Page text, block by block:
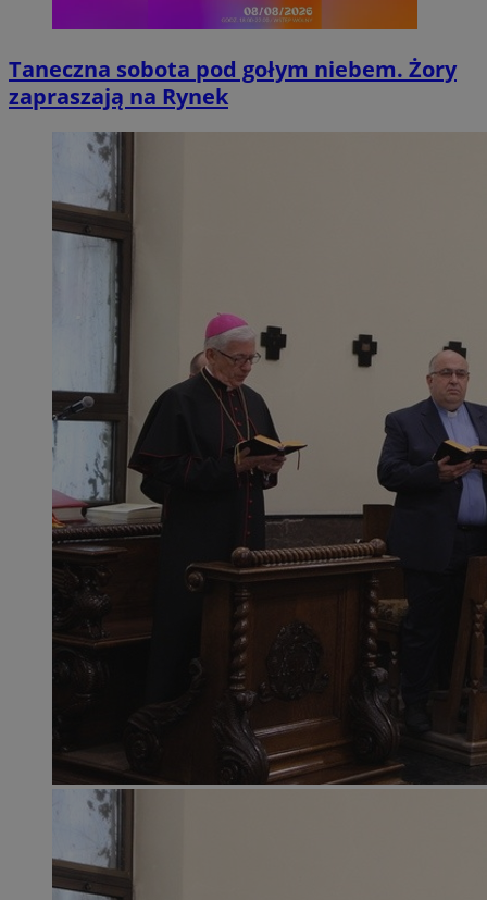
Taneczna sobota pod gołym niebem. Żory
zapraszają na Rynek